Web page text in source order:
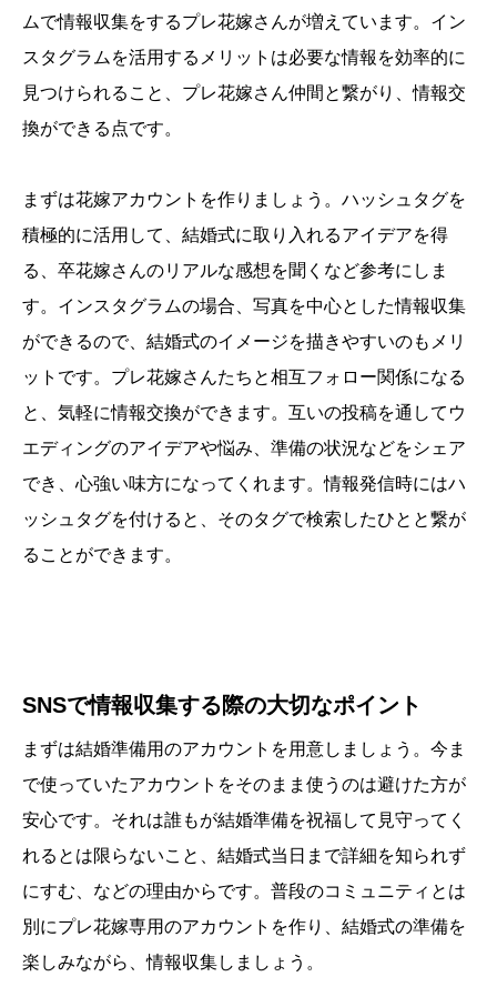
ムで情報収集をするプレ花嫁さんが増えています。イン
スタグラムを活用するメリットは必要な情報を効率的に
見つけられること、プレ花嫁さん仲間と繋がり、情報交
換ができる点です。
まずは花嫁アカウントを作りましょう。ハッシュタグを
積極的に活用して、結婚式に取り入れるアイデアを得
る、卒花嫁さんのリアルな感想を聞くなど参考にしま
す。インスタグラムの場合、写真を中心とした情報収集
ができるので、結婚式のイメージを描きやすいのもメリ
ットです。プレ花嫁さんたちと相互フォロー関係になる
と、気軽に情報交換ができます。互いの投稿を通してウ
エディングのアイデアや悩み、準備の状況などをシェア
でき、心強い味方になってくれます。情報発信時にはハ
ッシュタグを付けると、そのタグで検索したひとと繋が
ることができます。
SNSで情報収集する際の大切なポイント
まずは結婚準備用のアカウントを用意しましょう。今ま
で使っていたアカウントをそのまま使うのは避けた方が
安心です。それは誰もが結婚準備を祝福して見守ってく
れるとは限らないこと、結婚式当日まで詳細を知られず
にすむ、などの理由からです。普段のコミュニティとは
別にプレ花嫁専用のアカウントを作り、結婚式の準備を
楽しみながら、情報収集しましょう。